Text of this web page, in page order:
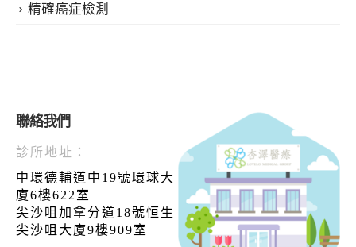
精確癌症檢測
聯絡我們
診所地址：
中環德輔道中19號環球大
廈6樓622室
尖沙咀加拿分道18號恒生
尖沙咀大廈9樓909室